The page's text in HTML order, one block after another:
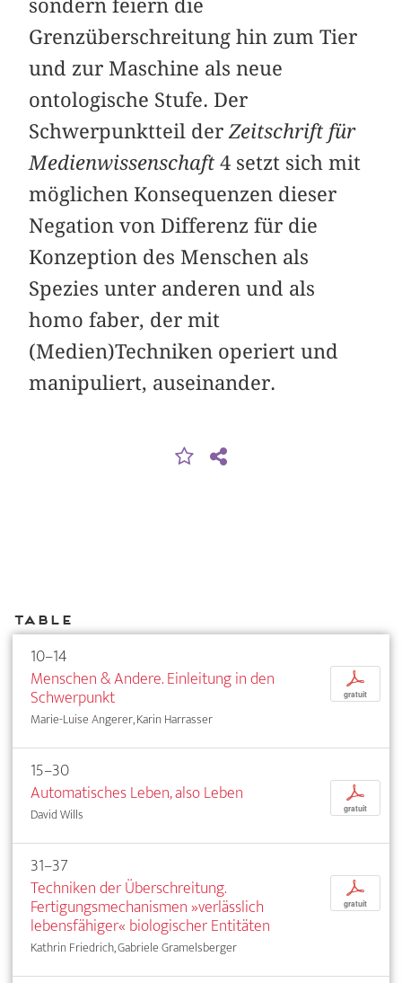
sondern feiern die
Grenzüberschreitung hin zum Tier
und zur Maschine als neue
ontologische Stufe. Der
Schwerpunktteil derZeitschrift für
Medienwissenschaft 4 setzt sich mit
möglichen Konsequenzen dieser
Negation von Differenz für die
Konzeption des Menschen als
Spezies unter anderen und als
homo faber, der mit
(Medien)Techniken operiert und
manipuliert, auseinander.
Table
10–14
Menschen & Andere. Einleitung in den
Schwerpunkt
Marie-Luise Angerer, Karin Harrasser
p
gratuit
15–30
Automatisches Leben, also Leben
David Wills
p
gratuit
31–37
Techniken der Überschreitung.
Fertigungsmechanismen »verlässlich
lebensfähiger« biologischer Entitäten
Kathrin Friedrich, Gabriele Gramelsberger
p
gratuit